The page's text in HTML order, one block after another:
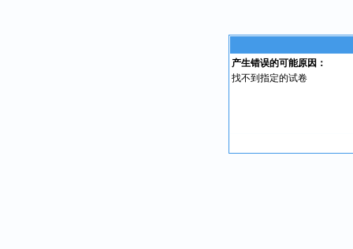
产生错误的可能原因：
找不到指定的试卷